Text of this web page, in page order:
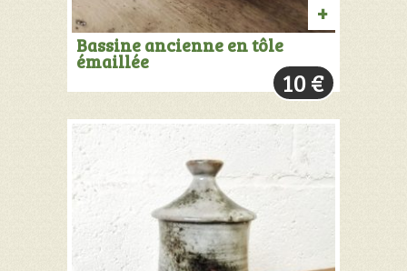
PANIER
Bassine ancienne en tôle
émaillée
10€